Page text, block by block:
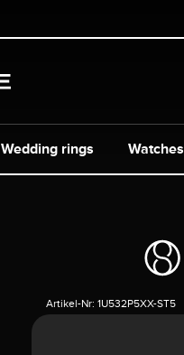
Watches
Wedding rings
Artikel-Nr: 1U532P5XX-ST5